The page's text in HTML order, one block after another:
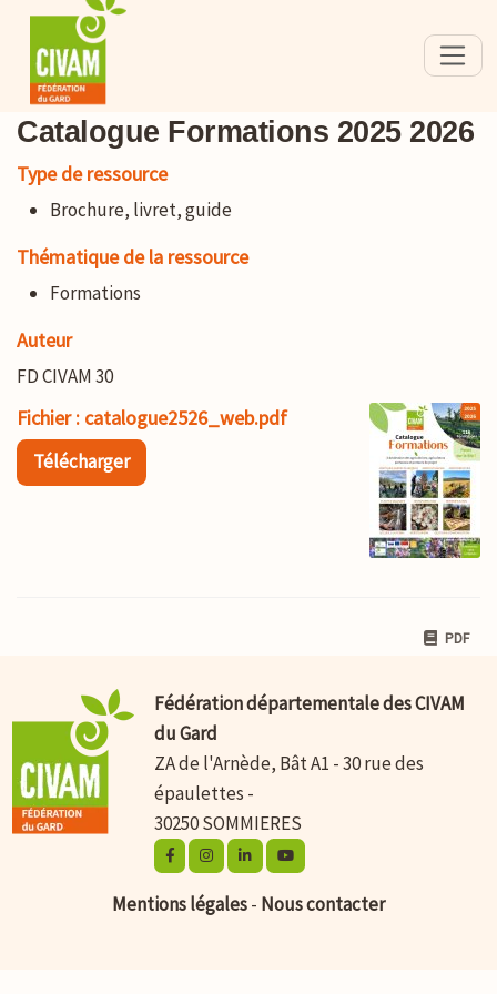
Catalogue Formations 2025 2026
Type de ressource
Brochure, livret, guide
Thématique de la ressource
Formations
Auteur
FD CIVAM 30
Fichier : catalogue2526_web.pdf
Télécharger
PDF
Fédération départementale des CIVAM
du Gard
ZA de l'Arnède, Bât A1 - 30 rue des
épaulettes -
30250 SOMMIERES
Mentions légales- Nous contacter